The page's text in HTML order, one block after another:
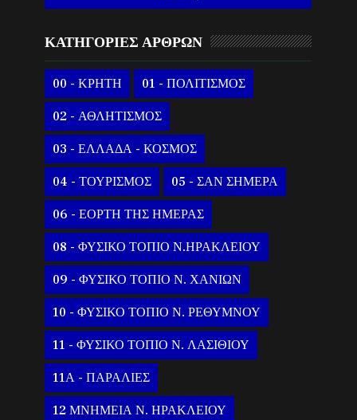
ΚΑΤΗΓΟΡΙΕΣ ΑΡΘΡΩΝ
00 - ΚΡΗΤΗ 01 - ΠΟΛΙΤΙΣΜΟΣ
02 - ΑΘΛΗΤΙΣΜΟΣ
03 - ΕΛΛΑΔΑ - ΚΟΣΜΟΣ
04 - ΤΟΥΡΙΣΜΟΣ 05 - ΣΑΝ ΣΗΜΕΡΑ
06 - ΕΟΡΤΗ ΤΗΣ ΗΜΕΡΑΣ
08 - ΦΥΣΙΚΟ ΤΟΠΙΟ Ν.ΗΡΑΚΛΕΙΟΥ
09 - ΦΥΣΙΚΟ ΤΟΠΙΟ Ν. ΧΑΝΙΩΝ
10 - ΦΥΣΙΚΟ ΤΟΠΙΟ Ν. ΡΕΘΥΜΝΟΥ
11 - ΦΥΣΙΚΟ ΤΟΠΙΟ Ν. ΛΑΣΙΘΙΟΥ
11Α - ΠΑΡΑΛΙΕΣ
12 ΜΝΗΜΕΙΑ Ν. ΗΡΑΚΛΕΙΟΥ